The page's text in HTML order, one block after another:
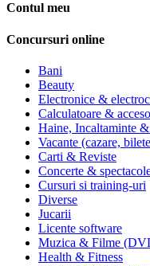
Contul meu
Concursuri online
Bani
Beauty
Electronice &
Calculatoare &
Haine, Incaltaminte
Vacante (cazare,
Carti & Reviste
Concerte &
Cursuri si training-uri
Diverse
Jucarii
Licente software
Muzica & Filme
Health & Fitness